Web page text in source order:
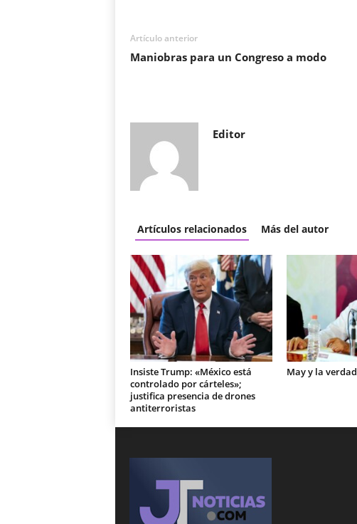
Artículo anterior
Maniobras para un Congreso a modo
Editor
Artículos relacionados Más del autor
Insiste Trump: «México está
controlado por cárteles»;
justifica presencia de drones
antiterroristas
May y la verdad